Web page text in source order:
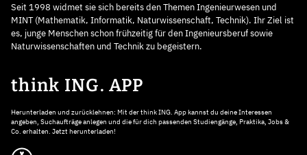
Seit 1998 widmet sie sich bereits den Themen Ingenieurwesen und
MINT (Mathematik, Informatik, Naturwissenschaft, Technik). Ihr Ziel ist
es, junge Menschen schon frühzeitig für den Ingenieursberuf sowie
Naturwissenschaften und Technik zu begeistern.
think ING. APP
Herunterladen und zurücklehnen: Mit der think ING. App kannst du deine Interessen
angeben, Suchaufträge anlegen und die für dich passenden Studiengänge, Praktika, Jobs &
Co. erhalten. Jetzt herunterladen!